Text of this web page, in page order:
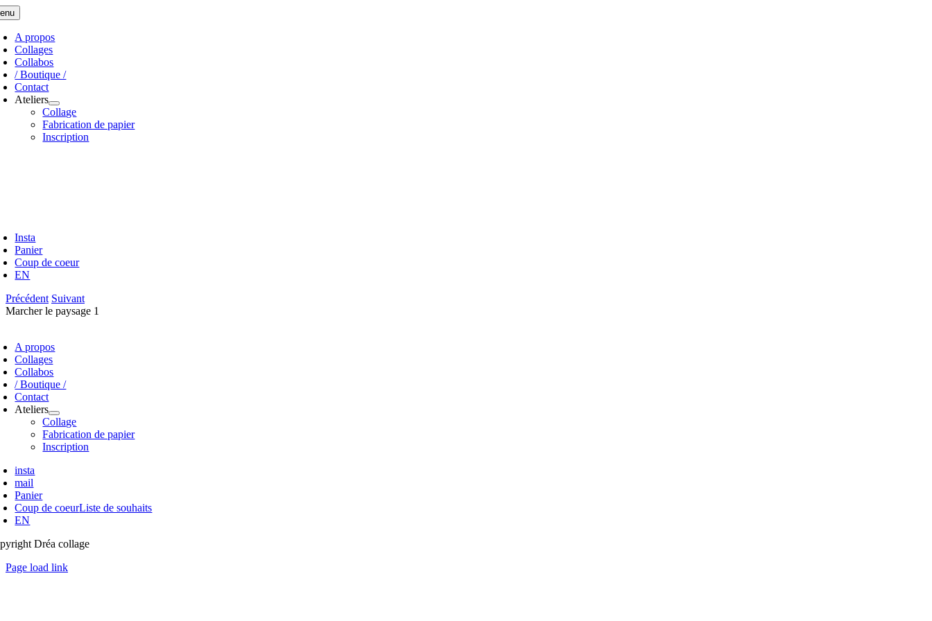
Skip
to
content
A propos
Collages
Collabos
/ Boutique /
Contact
Ateliers
Collage
Fabrication de papier
Inscription
Insta
Panier
Coup de coeur
EN
Précédent Suivant
Marcher le paysage 1
A propos
Collages
Collabos
/ Boutique /
Contact
Ateliers
Collage
Fabrication de papier
Inscription
insta
mail
Panier
Coup de coeurListe de souhaits
EN
Dréa collage
Page load link